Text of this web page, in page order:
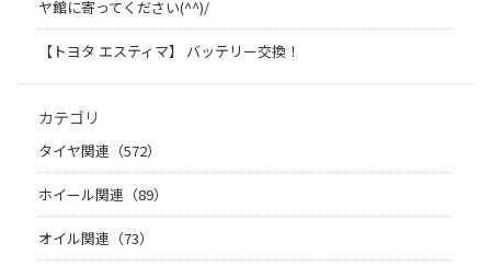
ヤ館に寄ってください(^^)/
【トヨタ エスティマ】 バッテリー交換！
カテゴリ
タイヤ関連（572）
ホイール関連（89）
オイル関連（73）